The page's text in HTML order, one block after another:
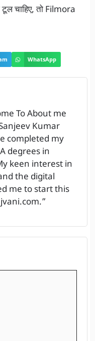
चाहिए, तो Filmora
WhatsApp
To About me
Kumar
completed my
degrees in
keen interest in
the digital
me to start this